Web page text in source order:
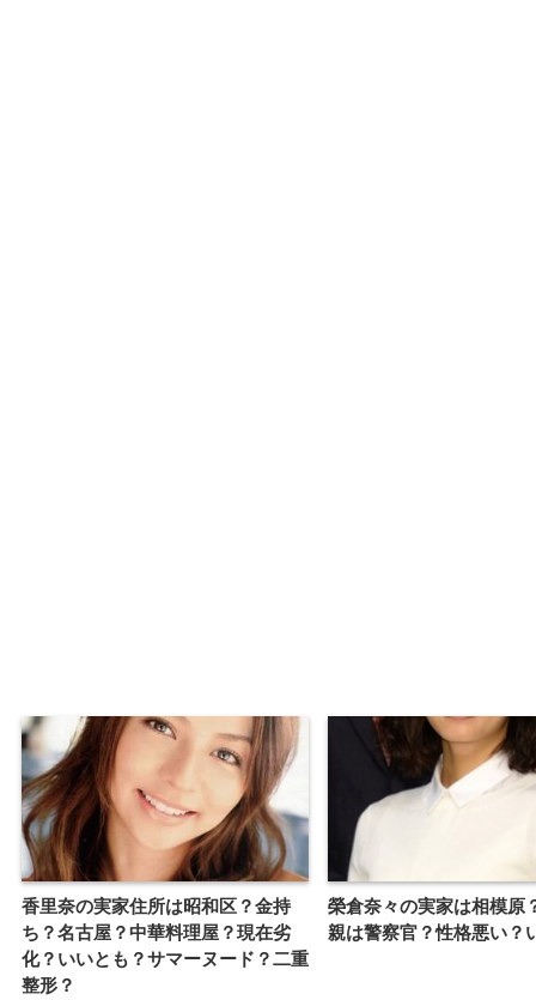
香里奈の実家住所は昭和区？金持
ち？名古屋？中華料理屋？現在劣
化？いいとも？サマーヌード？二重
整形？
榮倉奈々の実家は相模原
親は警察官？性格悪い？